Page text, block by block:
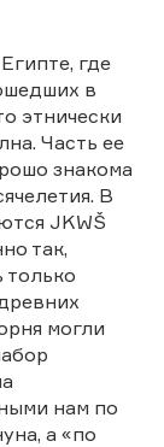
где
в
этнически
Часть ее
знакома
В
JKWŠ
так,
только
могли
нам по
а «по